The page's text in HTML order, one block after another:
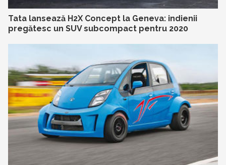
Tata lansează H2X Concept la Geneva: indienii
pregătesc un SUV subcompact pentru 2020